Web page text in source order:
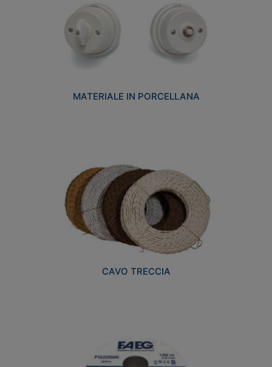
MATERIALE IN PORCELLANA
CAVO TRECCIA